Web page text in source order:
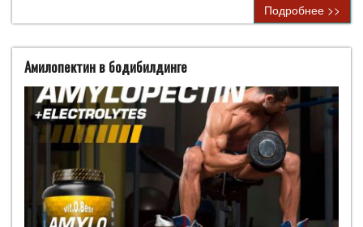
Подробнее >>
Амилопектин в бодибилдинге